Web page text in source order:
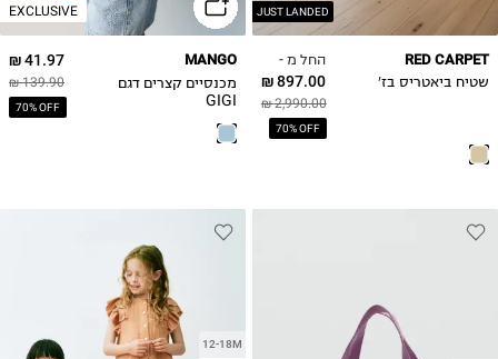
JUST LANDED
החל מ -
897.00 ₪
2,990.00 ₪
70% OFF
RED CARPET
שטיח ביאטריס בז'
EXCLUSIVE 12
13-14Y
41.97 ₪
139.90 ₪
70% OFF
MANGO
מכנסיים קצרים דגם
GIGI
12-18M